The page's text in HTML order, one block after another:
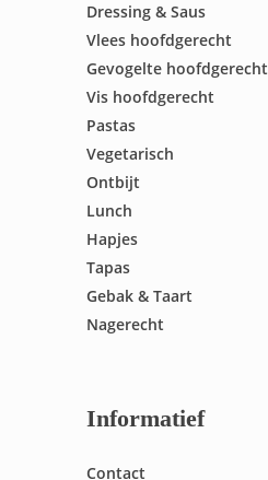
Dressing & Saus
Vlees hoofdgerecht
Gevogelte hoofdgerecht
Vis hoofdgerecht
Pastas
Vegetarisch
Ontbijt
Lunch
Hapjes
Tapas
Gebak & Taart
Nagerecht
Informatief
Contact